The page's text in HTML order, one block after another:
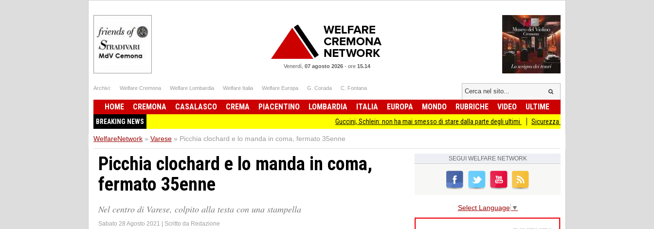
Venerdì, 07 agosto 2026 - ore 15.14
Archivi: Welfare Cremona Welfare Lombardia Welfare Italia Welfare Europa G. Corada C. Fontana
HOME CREMONA CASALASCO CREMA PIACENTINO LOMBARDIA ITALIA EUROPA MONDO RUBRICHE VIDEO ULTIME
BREAKING NEWS Guccini, Schlein: non ha mai smesso di stare dalla parte degli ultimi Sicurezza I Giovani Democratici ribattono ai Giovani di
WelfareNetwork » Varese » Picchia clochard e lo manda in coma, fermato 35enne
Picchia clochard e lo manda in coma,
fermato 35enne
Nel centro di Varese, colpito alla testa con una stampella
Sabato 28 Agosto 2021 | Scritto da Redazione
SEGUI WELFARE NETWORK
Select Language ▼